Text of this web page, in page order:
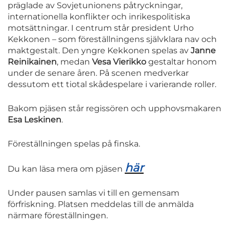
präglade av Sovjetunionens påtryckningar,
internationella konflikter och inrikespolitiska
motsättningar. I centrum står president Urho
Kekkonen – som föreställningens självklara nav och
maktgestalt. Den yngre Kekkonen spelas av Janne
Reinikainen, medan Vesa Vierikko gestaltar honom
under de senare åren. På scenen medverkar
dessutom ett tiotal skådespelare i varierande roller.
Bakom pjäsen står regissören och upphovsmakaren
Esa Leskinen.
Föreställningen spelas på finska.
Du kan läsa mera om pjäsen här
Under pausen samlas vi till en gemensam
förfriskning. Platsen meddelas till de anmälda
närmare föreställningen.